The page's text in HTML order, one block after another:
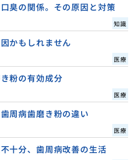
臭の関係。その原因と対策
知識
かもしれません
医療
粉の有効成分
医療
周病歯磨き粉の違い
医療
十分、歯周病改善の生活